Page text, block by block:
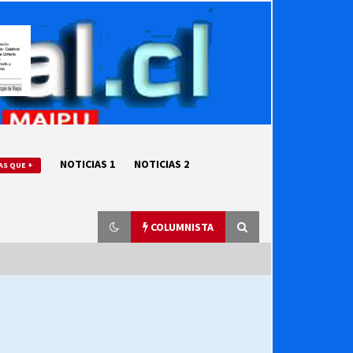
QUE + NOTICIAS 1 NOTICIAS 2
COLUMNISTA